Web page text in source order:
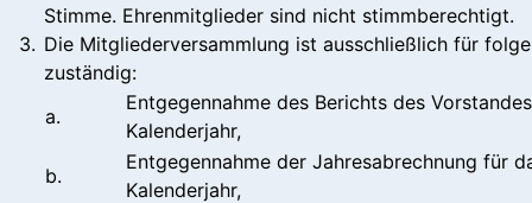
Stimme. Ehrenmitglieder sind nicht stimmberechtigt.
3. Die Mitgliederversammlung ist ausschließlich für
zuständig:
a.
Entgegennahme des Berichts des
Kalenderjahr,
b.
Entgegennahme der Jahresabrechnung für
Kalenderjahr,